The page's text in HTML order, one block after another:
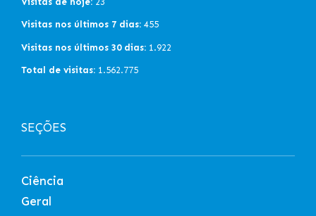
Visitas nos últimos 7 dias: 455
Visitas nos últimos 30 dias: 1.922
Total de visitas: 1.562.775
SEÇÕES
Ciência
Geral